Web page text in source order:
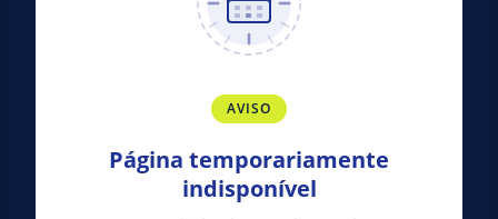
AVISO
Página temporariamente
indisponível